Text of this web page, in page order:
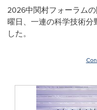
2026中関村フォーラム
曜日、一連の科学技術分
した。